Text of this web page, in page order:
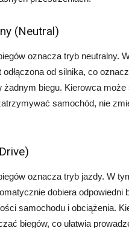
(Neutral)
oznacza tryb neutralny.
od silnika, co
żadnym biegu. Kierowca może
samochód, nie
oznacza tryb jazdy. W
dobiera odpowiedni
samochodu i obciążenia.
biegów, co ułatwia